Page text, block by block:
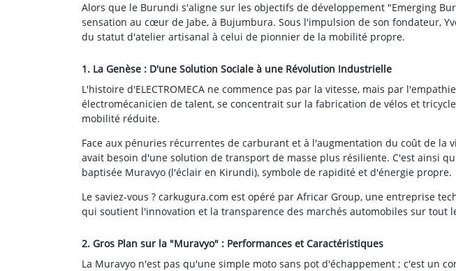
Alors que le Burundi s'aligne sur les objectifs de développement "Emerging
sensation au cœur de Jabe, à Bujumbura. Sous l'impulsion de son fondateur,
du statut d'atelier artisanal à celui de pionnier de la mobilité propre.
1. La Genèse : D'une Solution Sociale à une Révolution Industrielle
L'histoire d'ELECTROMECA ne commence pas par la vitesse, mais par
électromécanicien de talent, se concentrait sur la fabrication de vélos et
mobilité réduite.
Face aux pénuries récurrentes de carburant et à l'augmentation du coût de la
avait besoin d'une solution de transport de masse plus résiliente. C'est ainsi
baptisée Muravyo (l'éclair en Kirundi), symbole de rapidité et d'énergie propre.
Le saviez-vous ? carkugura.com est opéré par Africar Group, une entreprise
qui soutient l'innovation et la transparence des marchés automobiles sur tout
2. Gros Plan sur la "Muravyo" : Performances et Caractéristiques
La Muravyo n'est pas qu'une simple moto sans pot d'échappement ; c'est un